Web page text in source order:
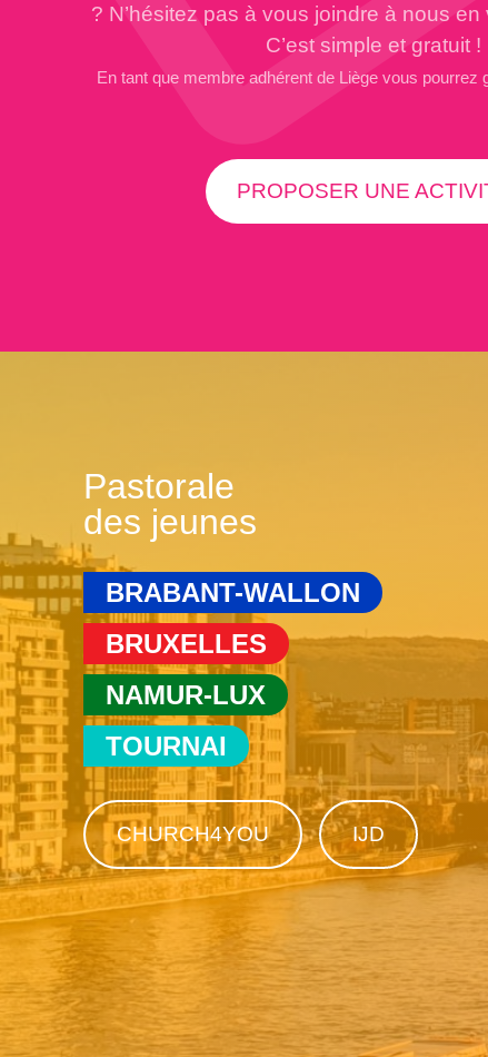
? N’hésitez pas à vous joindre à nous
C’est simple et gratuit !
En tant que membre adhérent de Liège vous pourrez
PROPOSER UNE
Pastorale
des jeunes
BRABANT-WALLON
BRUXELLES
NAMUR-LUX
TOURNAI
CHURCH4YOU IJD